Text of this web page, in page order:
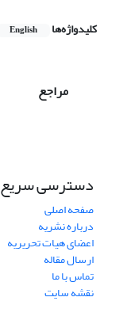
کلیدواژه‌ها English
مراجع
دسترسی سریع
صفحه اصلی
درباره نشریه
اعضای هیات تحریریه
ارسال مقاله
تماس با ما
نقشه سایت